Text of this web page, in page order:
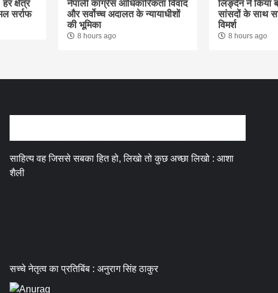
क्षेत्र
सर्राफ
नेपाली कांग्रेस आधिकारिकता विवाद
और सर्वोच्च अदालत के न्यायाधीशों
की भूमिका
8 hours ago
लिङ्देन ने किया
सांसदों के साथ
विमर्श
8 hours ago
साहित्य वह जिससे सबका हित हो, लिखो तो कुछ अच्छा लिखो : आशा
शैली
सच्चे नेतृत्व का प्रतिबिंब : अनुराग सिंह ठाकुर